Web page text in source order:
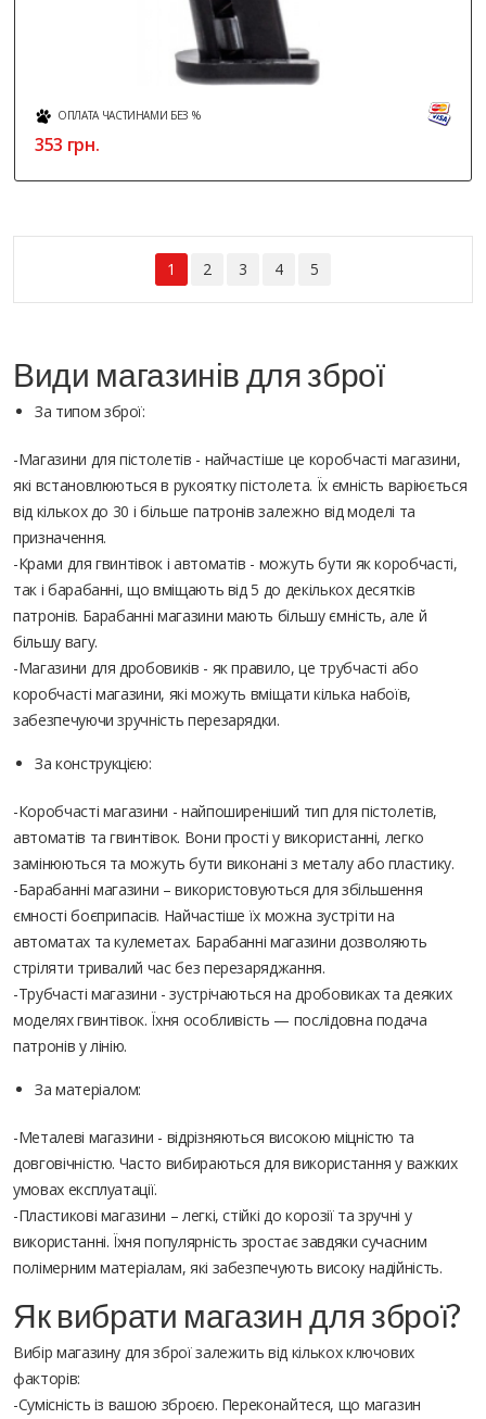
ОПЛАТА ЧАСТИНАМИ БЕЗ %
353 грн.
1 2 3 4 5
Види магазинів для зброї
За типом зброї:
-Магазини для пістолетів - найчастіше це коробчасті магазини,
які встановлюються в рукоятку пістолета. Їх ємність варіюється
від кількох до 30 і більше патронів залежно від моделі та
призначення.
-Крами для гвинтівок і автоматів - можуть бути як коробчасті,
так і барабанні, що вміщають від 5 до декількох десятків
патронів. Барабанні магазини мають більшу ємність, але й
більшу вагу.
-Магазини для дробовиків - як правило, це трубчасті або
коробчасті магазини, які можуть вміщати кілька набоїв,
забезпечуючи зручність перезарядки.
За конструкцією:
-Коробчасті магазини - найпоширеніший тип для пістолетів,
автоматів та гвинтівок. Вони прості у використанні, легко
замінюються та можуть бути виконані з металу або пластику.
-Барабанні магазини – використовуються для збільшення
ємності боєприпасів. Найчастіше їх можна зустріти на
автоматах та кулеметах. Барабанні магазини дозволяють
стріляти тривалий час без перезаряджання.
-Трубчасті магазини - зустрічаються на дробовиках та деяких
моделях гвинтівок. Їхня особливість — послідовна подача
патронів у лінію.
За матеріалом:
-Металеві магазини - відрізняються високою міцністю та
довговічністю. Часто вибираються для використання у важких
умовах експлуатації.
-Пластикові магазини – легкі, стійкі до корозії та зручні у
використанні. Їхня популярність зростає завдяки сучасним
полімерним матеріалам, які забезпечують високу надійність.
Як вибрати магазин для зброї?
Вибір магазину для зброї залежить від кількох ключових
факторів:
-Сумісність із вашою зброєю. Переконайтеся, що магазин